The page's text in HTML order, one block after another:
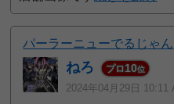
パーラーニューでるじゃん
ねろ プロ10位
2024年04月29日 10:11